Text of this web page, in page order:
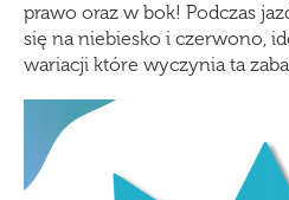
prawo oraz w bok! Podczas
się na niebiesko i czerwono,
wariacji które wyczynia ta